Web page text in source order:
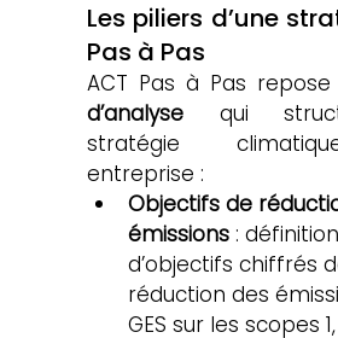
Les piliers d’une
Pas à Pas
ACT Pas à Pas
d’analyse qui
stratégie
entreprise :
Objectifs de
émissions : définition
d’objectifs chiffrés
réduction des
GES sur les scopes